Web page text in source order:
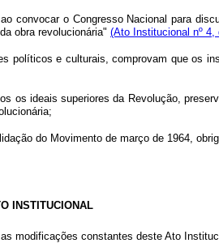
convocar o Congresso Nacional para
obra revolucionária" (Ato Institucional nº 4,
e culturais, comprovam que os
ideais superiores da Revolução,
do Movimento de março de 1964,
INSTITUCIONAL
modificações constantes deste Ato